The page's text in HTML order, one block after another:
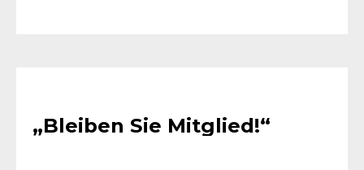
„Bleiben Sie Mitglied!“